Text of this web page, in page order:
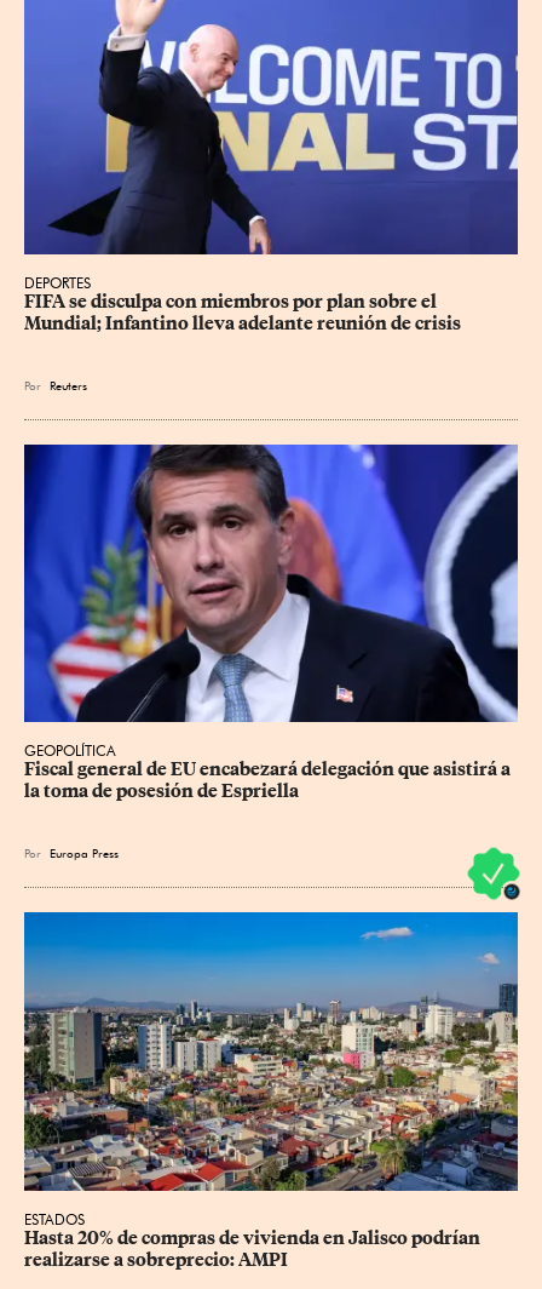
DEPORTES
FIFA se disculpa con miembros por plan sobre el
Mundial; Infantino lleva adelante reunión de crisis
Por Reuters
GEOPOLÍTICA
Fiscal general de EU encabezará delegación que asistirá a
la toma de posesión de Espriella
Por Europa Press
ESTADOS
Hasta 20% de compras de vivienda en Jalisco podrían
realizarse a sobreprecio: AMPI